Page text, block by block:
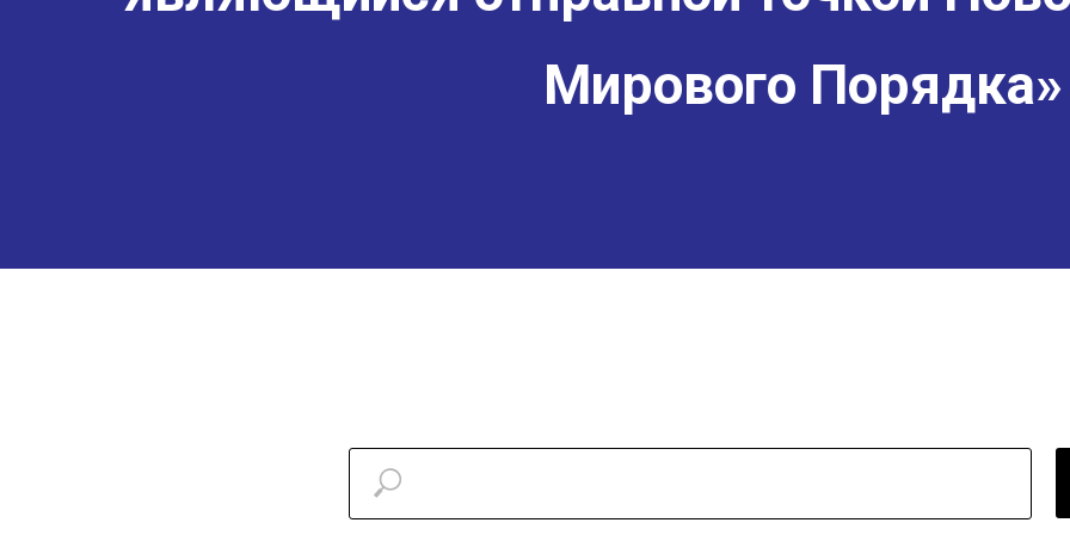
Мирового Порядка»